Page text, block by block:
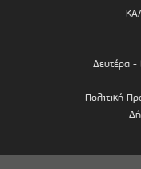
Δευτέρα -
Πολιτική